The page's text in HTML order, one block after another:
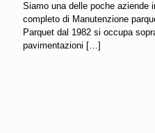
Siamo una delle poche aziende
completo di Manutenzione
Parquet dal 1982 si occupa
pavimentazioni […]